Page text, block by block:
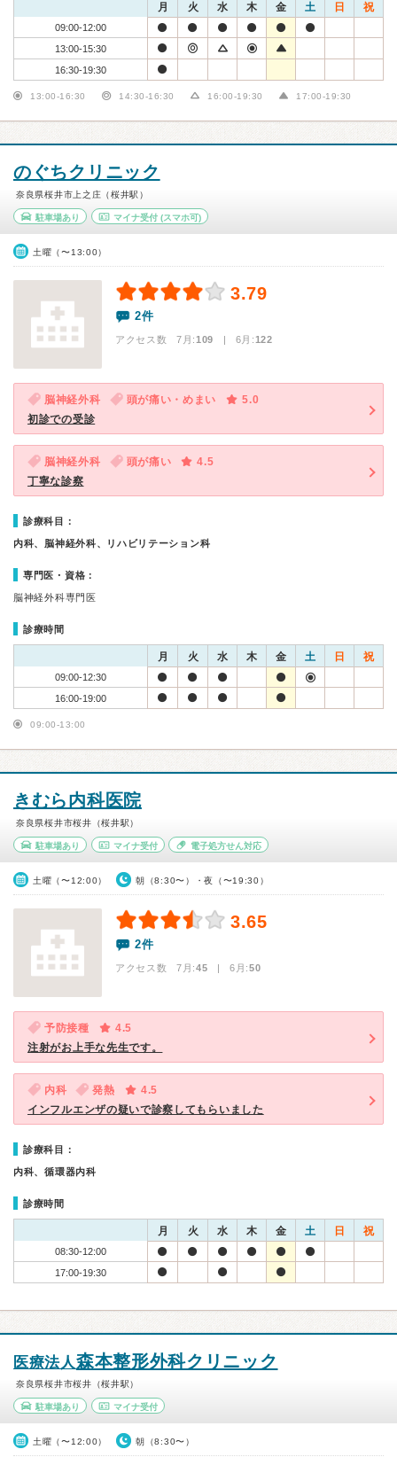
月 火 水 木 金 土 日 祝
09:00-12:00
13:00-15:30
16:30-19:30
13:00-16:30 14:30-16:30 16:00-19:30 17:00-19:30
のぐちクリニック
奈良県桜井市上之庄（桜井駅）
駐車場あり マイナ受付(スマホ可)
土曜（〜13:00）
3.79
2件
アクセス数 7月:109 | 6月:122
脳神経外科 頭が痛い・めまい
5.0
初診での受診
脳神経外科 頭が痛い
4.5
丁寧な診察
診療科目：
内科、脳神経外科、リハビリテーション科
専門医・資格：
脳神経外科専門医
診療時間
月 火 水 木 金 土 日 祝
09:00-12:30
16:00-19:00
09:00-13:00
きむら内科医院
奈良県桜井市桜井（桜井駅）
駐車場あり マイナ受付 電子処方せん対応
土曜（〜12:00） 朝（8:30〜）・夜（〜19:30）
3.65
2件
アクセス数 7月:45 | 6月:50
予防接種
4.5
注射がお上手な先生です。
内科 発熱
4.5
インフルエンザの疑いで診察してもらいました
診療科目：
内科、循環器内科
診療時間
月 火 水 木 金 土 日 祝
08:30-12:00
17:00-19:30
医療法人森本整形外科クリニック
奈良県桜井市桜井（桜井駅）
駐車場あり マイナ受付
土曜（〜12:00） 朝（8:30〜）